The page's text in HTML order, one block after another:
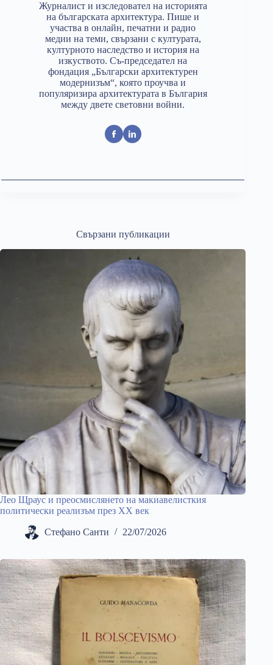
Журналист и изследовател на историята
на българската архитектура. Пише и
участва в онлайн, печатни и радио
медии на теми, свързани с културата,
културното наследство и история на
изкуството. Съ-председател на
фондация „Български архитектурен
модернизъм“, която проучва и
популяризира архитектурата в България
между двете световни войни.
Свързани публикации
Лео Щраус и преосмислянето на макиавелисткия
политически реализъм през ХХ век
Стефано Санти 22/07/2026